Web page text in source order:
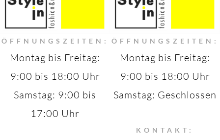
ÖFFNUNGSZEITEN:
Montag bis Freitag:
9:00 bis 18:00 Uhr
Samstag: 9:00 bis
17:00 Uhr
ÖFFNUNGSZEITEN:
Montag bis Freitag:
9:00 bis 18:00 Uhr
Samstag: Geschlossen
KONTAKT: